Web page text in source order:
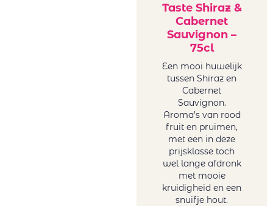
Taste Shiraz &
Cabernet
Sauvignon –
75cl
Een mooi huwelijk
tussen Shiraz en
Cabernet
Sauvignon.
Aroma’s van rood
fruit en pruimen,
met een in deze
prijsklasse toch
wel lange afdronk
met mooie
kruidigheid en een
snuifje hout.